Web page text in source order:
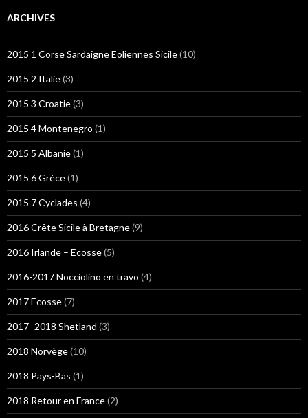
ARCHIVES
2015 1 Corse Sardaigne Eoliennes Sicile(10)
2015 2 Italie(3)
2015 3 Croatie(3)
2015 4 Montenegro (1)
2015 5 Albanie(1)
2015 6 Grèce(1)
2015 7 Cyclades (4)
2016 Crête Sicile à Bretagne(9)
2016 Irlande – Ecosse(5)
2016-2017 Nocciolino en travo (4)
2017 Ecosse(7)
2017- 2018 Shetland (3)
2018 Norvège(10)
2018 Pays-Bas (1)
2018 Retour en France(2)